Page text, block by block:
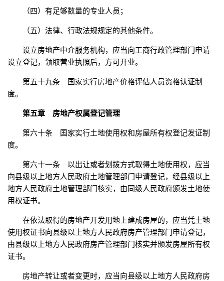
（四）有足够数量的专业人员；
（五）法律、行政法规规定的其他条件。
设立房地产中介服务机构，应当向工商行政管理部门申请
设立登记，领取营业执照后，方可开业。
第五十九条 国家实行房地产价格评估人员资格认证制
度。
第五章 房地产权属登记管理
第六十条 国家实行土地使用权和房屋所有权登记发证制
度。
第六十一条 以出让或者划拨方式取得土地使用权，应当
向县级以上地方人民政府土地管理部门申请登记，经县级以上
地方人民政府土地管理部门核实，由同级人民政府颁发土地使
用权证书。
在依法取得的房地产开发用地上建成房屋的，应当凭土地
使用权证书向县级以上地方人民政府房产管理部门申请登记，
由县级以上地方人民政府房产管理部门核实并颁发房屋所有权
证书。
房地产转让或者变更时，应当向县级以上地方人民政府房